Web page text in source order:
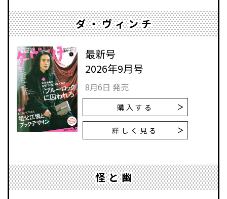
ダ・ヴィンチ
最新号
2026年9月号
8月6日 発売
購入する
詳しく見る
怪と幽